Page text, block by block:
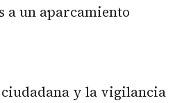
a un aparcamiento
y la vigilancia